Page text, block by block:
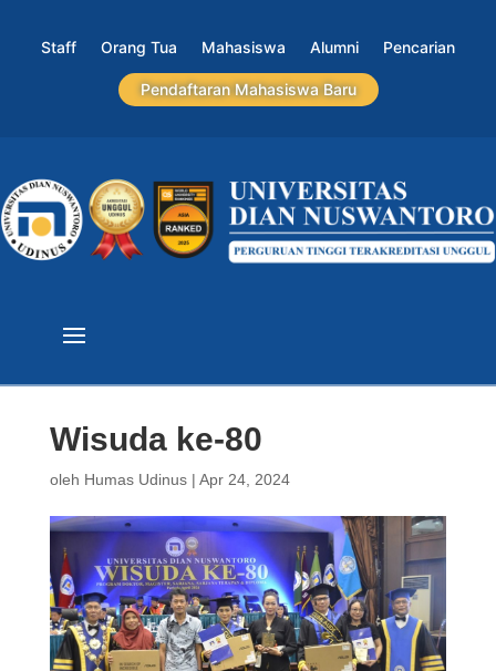
Staff Orang Tua Mahasiswa Alumni Pencarian
Pendaftaran Mahasiswa Baru
Wisuda ke-80
oleh Humas Udinus| Apr 24, 2024